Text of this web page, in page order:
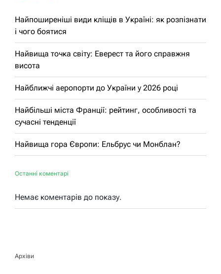
Найпоширеніші види кліщів в Україні: як розпізнати
і чого боятися
Найвища точка світу: Еверест та його справжня
висота
Найближчі аеропорти до України у 2026 році
Найбільші міста Франції: рейтинг, особливості та
сучасні тенденції
Найвища гора Європи: Ельбрус чи Монблан?
Останні коментарі
Немає коментарів до показу.
Архіви